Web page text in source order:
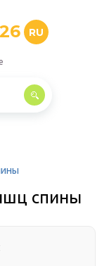
RU
спины